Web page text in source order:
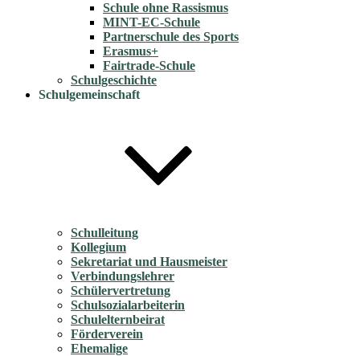
Schule ohne Rassismus
MINT-EC-Schule
Partnerschule des Sports
Erasmus+
Fairtrade-Schule
Schulgeschichte
Schulgemeinschaft
Schulleitung
Kollegium
Sekretariat und Hausmeister
Verbindungslehrer
Schülervertretung
Schulsozialarbeiterin
Schulelternbeirat
Förderverein
Ehemalige